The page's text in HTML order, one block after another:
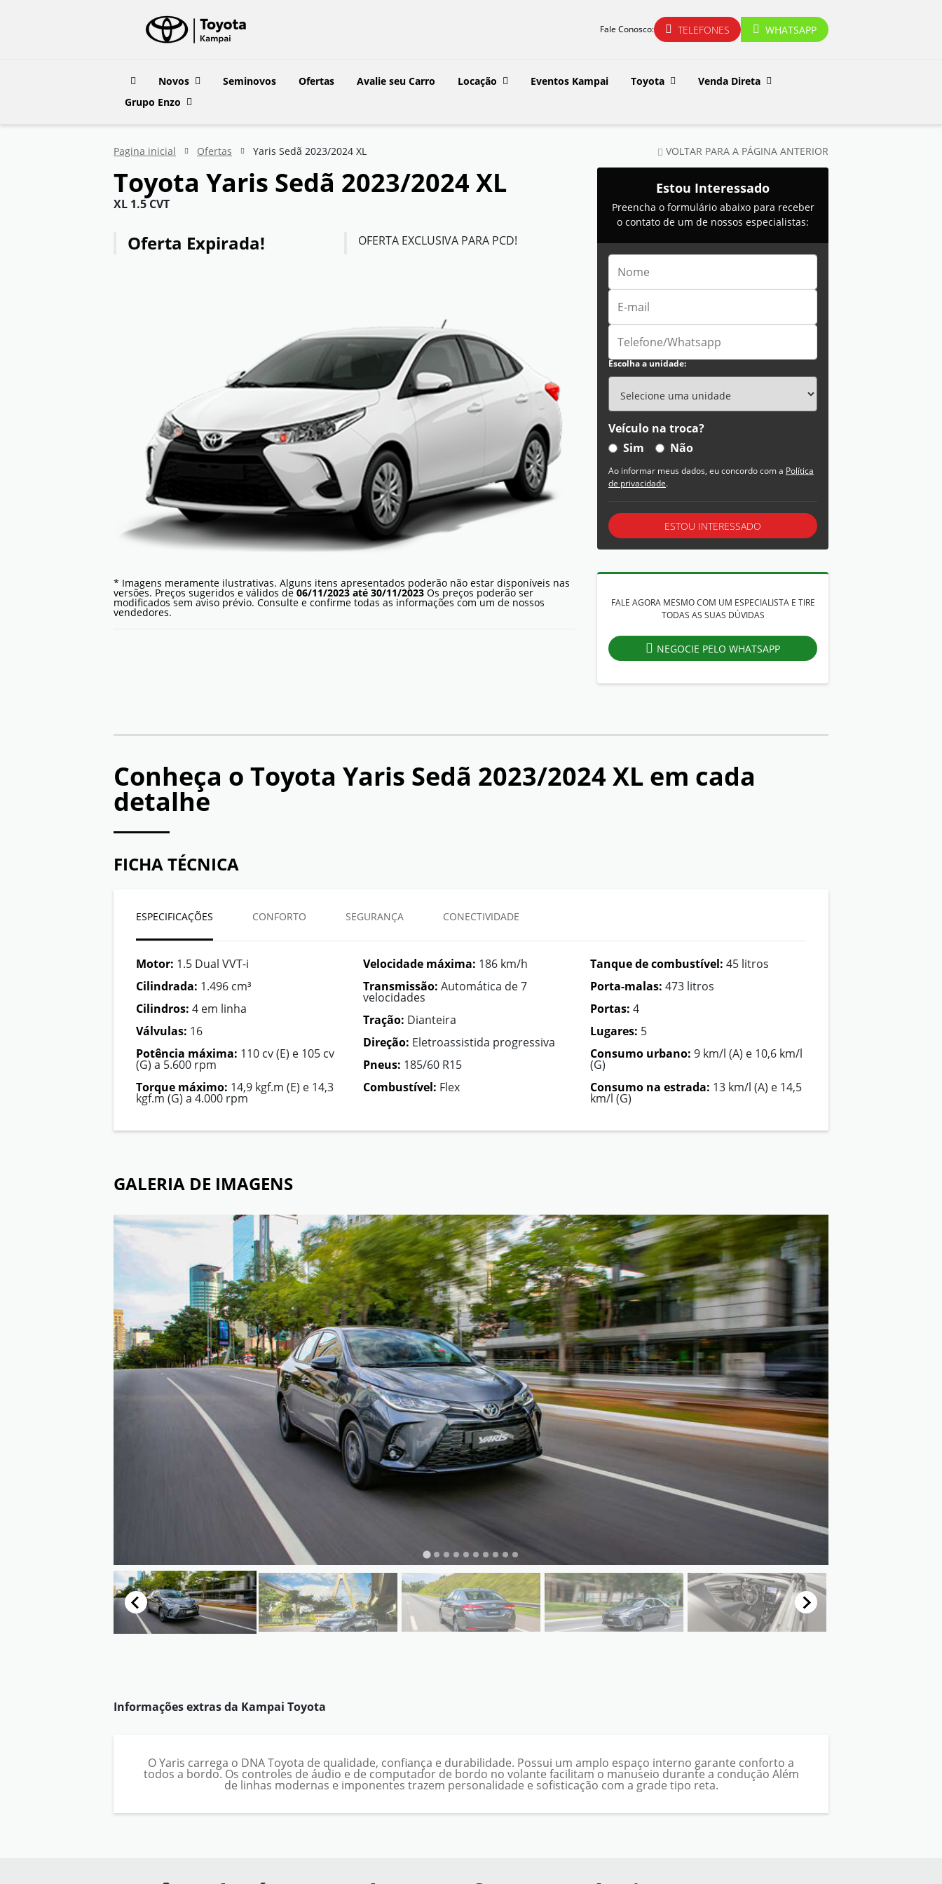
Fale Conosco: TELEFONES WHATSAPP
Novos Seminovos Ofertas Avalie seu Carro Locação Eventos Kampai Toyota
Venda Direta
Grupo Enzo
Pagina inicial Ofertas Yaris Sedã 2023/2024 XL VOLTAR PARA A PÁGINA ANTERIOR
Toyota Yaris Sedã 2023/2024 XL
XL 1.5 CVT
Oferta Expirada! OFERTA EXCLUSIVA PARA PCD!
* Imagens meramente ilustrativas. Alguns itens apresentados poderão não estar disponíveis nas
versões. Preços sugeridos e válidos de 06/11/2023 até 30/11/2023 Os preços poderão ser
modificados sem aviso prévio. Consulte e confirme todas as informações com um de nossos
vendedores.
Estou Interessado
Preencha o formulário abaixo para receber
o contato de um de nossos especialistas:
Escolha a unidade:
Veículo na troca?
Sim
Não
Ao informar meus dados, eu concordo com a Política
de privacidade.
ESTOU INTERESSADO
FALE AGORA MESMO COM UM ESPECIALISTA E TIRE
TODAS AS SUAS DÚVIDAS
NEGOCIE PELO WHATSAPP
Conheça o Toyota Yaris Sedã 2023/2024 XL em cada
detalhe
FICHA TÉCNICA
ESPECIFICAÇÕES CONFORTO SEGURANÇA CONECTIVIDADE
Motor: 1.5 Dual VVT-i
Cilindrada: 1.496 cm³
Cilindros: 4 em linha
Válvulas: 16
Potência máxima: 110 cv (E) e 105 cv
(G) a 5.600 rpm
Torque máximo: 14,9 kgf.m (E) e 14,3
kgf.m (G) a 4.000 rpm
Velocidade máxima: 186 km/h
Transmissão: Automática de 7
velocidades
Tração: Dianteira
Direção: Eletroassistida progressiva
Pneus: 185/60 R15
Combustível: Flex
Tanque de combustível: 45 litros
Porta-malas: 473 litros
Portas: 4
Lugares: 5
Consumo urbano: 9 km/l (A) e 10,6 km/l
(G)
Consumo na estrada: 13 km/l (A) e 14,5
km/l (G)
GALERIA DE IMAGENS
Informações extras da Kampai Toyota
O Yaris carrega o DNA Toyota de qualidade, confiança e durabilidade. Possui um amplo espaço interno garante conforto a
todos a bordo. Os controles de áudio e de computador de bordo no volante facilitam o manuseio durante a condução Além
de linhas modernas e imponentes trazem personalidade e sofisticação com a grade tipo reta.